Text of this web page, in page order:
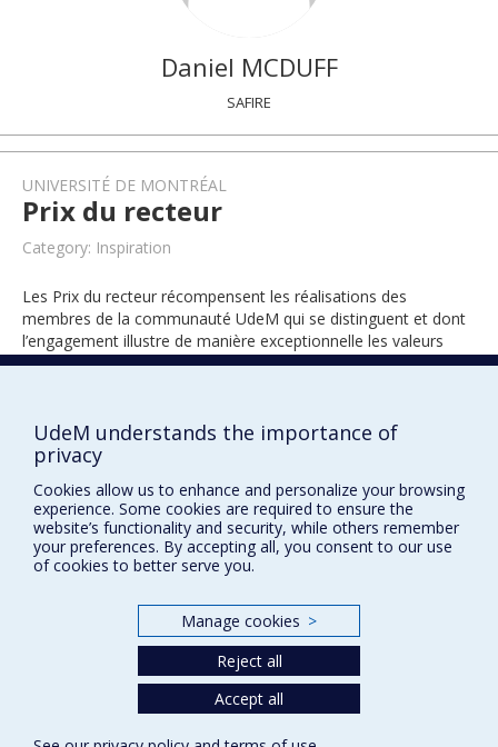
Daniel MCDUFF
SAFIRE
UNIVERSITÉ DE MONTRÉAL
Prix du recteur
Category: Inspiration
Les Prix du recteur récompensent les réalisations des
membres de la communauté UdeM qui se distinguent et dont
l’engagement illustre de manière exceptionnelle les valeurs
universitaires.
Privacy
UdeM understands the importance of
privacy
Cookies allow us to enhance and personalize your browsing
experience. Some cookies are required to ensure the
website’s functionality and security, while others remember
your preferences. By accepting all, you consent to our use
of cookies to better serve you.
Manage cookies >
Reject all
Accept all